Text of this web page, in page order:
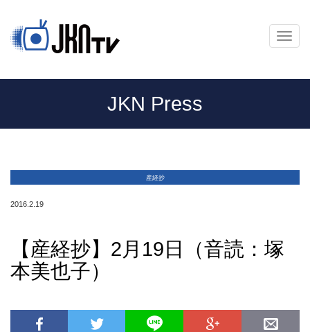
メ
ニ
ー
JKN Press
産経抄
2016.2.19
【産経抄】2月19日（音読：塚
本美也子）